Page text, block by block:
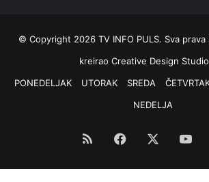
© Copyright 2026 TV INFO PULS. Sva prava
kreirao Creative Design
PONEDELJAK
UTORAK SREDA
NEDELJA
RSS Facebook